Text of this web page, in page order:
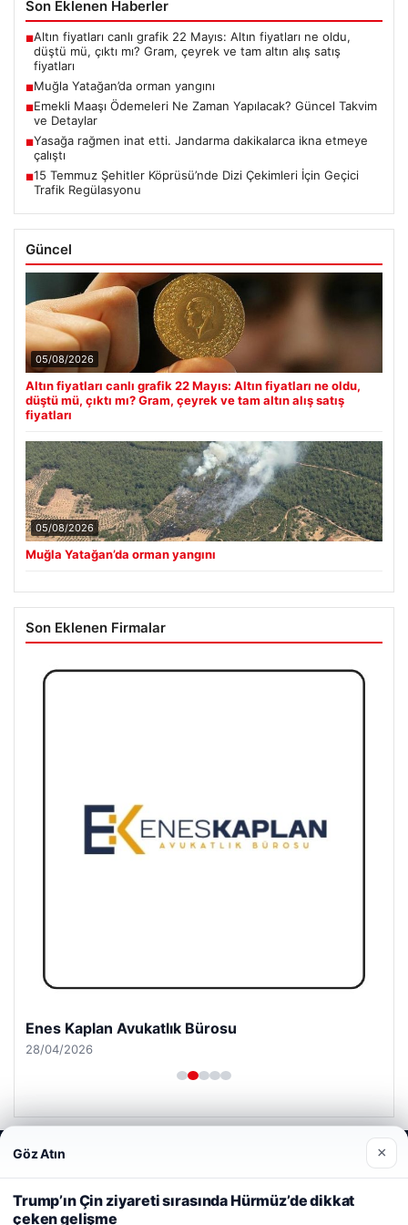
Son Eklenen Haberler
■Altın fiyatları canlı grafik 22 Mayıs: Altın fiyatları ne oldu,
düştü mü, çıktı mı? Gram, çeyrek ve tam altın alış satış
fiyatları
■Muğla Yatağan’da orman yangını
■Emekli Maaşı Ödemeleri Ne Zaman Yapılacak? Güncel Takvim
ve Detaylar
■Yasağa rağmen inat etti. Jandarma dakikalarca ikna etmeye
çalıştı
■15 Temmuz Şehitler Köprüsü’nde Dizi Çekimleri İçin Geçici
Trafik Regülasyonu
Güncel
05/08/2026
Altın fiyatları canlı grafik 22 Mayıs: Altın fiyatları ne oldu,
düştü mü, çıktı mı? Gram, çeyrek ve tam altın alış satış
fiyatları
05/08/2026
Muğla Yatağan’da orman yangını
Son Eklenen Firmalar
Enes Kaplan Avukatlık Bürosu
28/04/2026
© 2026 Kitap Oku – Güncel Haberler
Web sitemizi nasıl kullandığınızı daha iyi anlayabilmek,
deneyiminizi kişiselleştirmek ve geliştirmek amacıyla çerezler
kullanıyoruz. Çerez Politikamız
Reddet
Göz Atın ×
Trump’ın Çin ziyareti sırasında Hürmüz’de dikkat
çeken gelişme